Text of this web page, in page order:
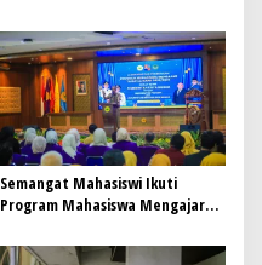
Semangat Mahasiswi Ikuti
Program Mahasiswa Mengajar